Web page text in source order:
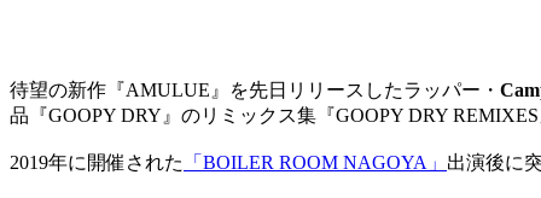
待望の新作『AMULUE』を先日リリースしたラッパー・
品『GOOPY DRY』のリミックス集『GOOPY DRY
2019年に開催された 「BOILER ROOM NAGOYA」 出演後に